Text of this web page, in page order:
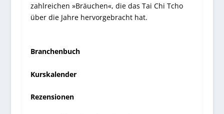
zahlreichen »Bräuchen«, die das Tai Chi Tcho
über die Jahre hervorgebracht hat.
Branchenbuch
Kurskalender
Rezensionen